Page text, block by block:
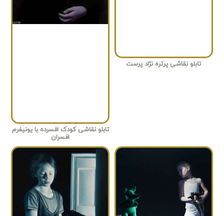
تابلو نقاشی پرتره نژاد پرست
تابلو نقاشی کودک افسرده با یونیفرم
افسران